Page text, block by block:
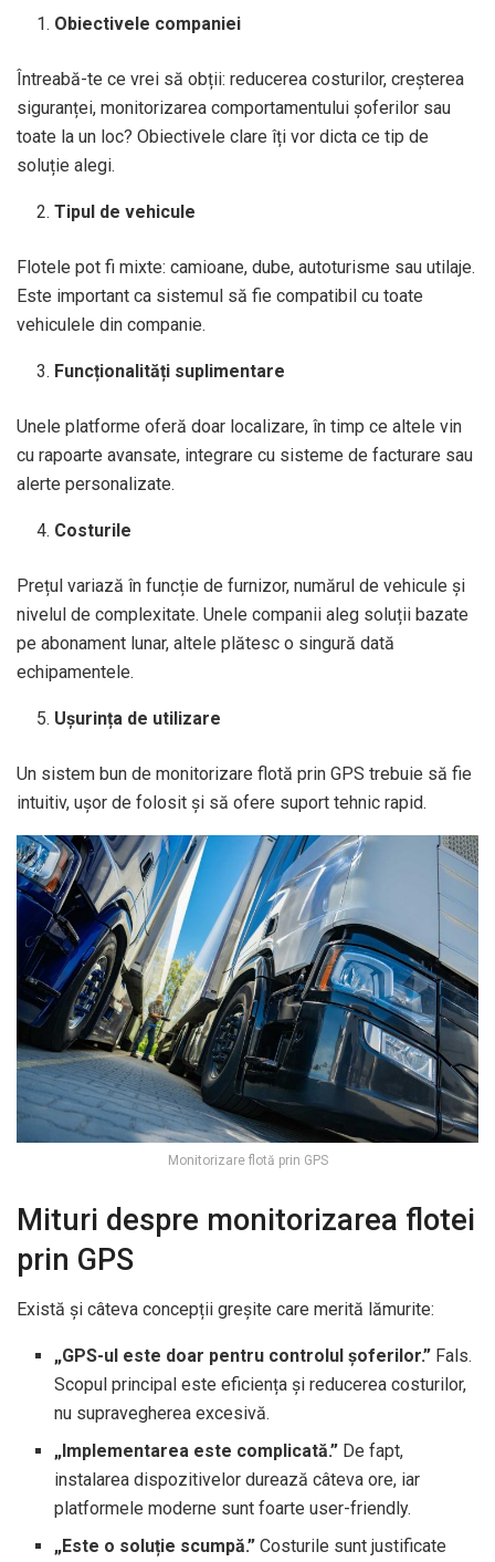
Obiectivele companiei
Întreabă-te ce vrei să obții: reducerea costurilor, creșterea
siguranței, monitorizarea comportamentului șoferilor sau
toate la un loc? Obiectivele clare îți vor dicta ce tip de
soluție alegi.
Tipul de vehicule
Flotele pot fi mixte: camioane, dube, autoturisme sau utilaje.
Este important ca sistemul să fie compatibil cu toate
vehiculele din companie.
Funcționalități suplimentare
Unele platforme oferă doar localizare, în timp ce altele vin
cu rapoarte avansate, integrare cu sisteme de facturare sau
alerte personalizate.
Costurile
Prețul variază în funcție de furnizor, numărul de vehicule și
nivelul de complexitate. Unele companii aleg soluții bazate
pe abonament lunar, altele plătesc o singură dată
echipamentele.
Ușurința de utilizare
Un sistem bun de monitorizare flotă prin GPS trebuie să fie
intuitiv, ușor de folosit și să ofere suport tehnic rapid.
Monitorizare flotă prin GPS
Mituri despre monitorizarea flotei
prin GPS
Există și câteva concepții greșite care merită lămurite:
„GPS-ul este doar pentru controlul șoferilor.” Fals.
Scopul principal este eficiența și reducerea costurilor,
nu supravegherea excesivă.
„Implementarea este complicată.” De fapt,
instalarea dispozitivelor durează câteva ore, iar
platformele moderne sunt foarte user-friendly.
„Este o soluție scumpă.” Costurile sunt justificate